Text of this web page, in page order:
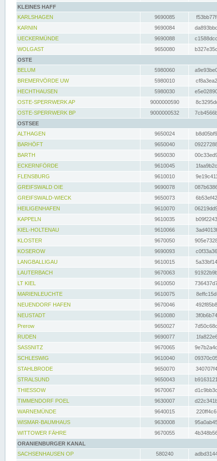
KLEINES HAFF
KARLSHAGEN
9690085
KARNIN
9690084
UECKERMÜNDE
9690088
WOLGAST
9650080
OSTE
BELUM
5980060
BREMERVÖRDE UW
5980010
HECHTHAUSEN
5980030
OSTE-SPERRWERK AP
9000000590
OSTE-SPERRWERK BP
9000000532
OSTSEE
ALTHAGEN
9650024
BARHÖFT
9650040
BARTH
9650030
ECKERNFÖRDE
9610045
FLENSBURG
9610010
GREIFSWALD OIE
9690078
GREIFSWALD-WIECK
9650073
HEILIGENHAFEN
9610070
KAPPELN
9610035
KIEL-HOLTENAU
9610066
KLOSTER
9670050
KOSEROW
9690093
LANGBALLIGAU
9610015
LAUTERBACH
9670063
LT KIEL
9610050
MARIENLEUCHTE
9610075
NEUENDORF HAFEN
9670046
NEUSTADT
9610080
Prerow
9650027
RUDEN
9690077
SASSNITZ
9670065
SCHLESWIG
9610040
STAHLBRODE
9650070
STRALSUND
9650043
THIESSOW
9670067
TIMMENDORF POEL
9630007
WARNEMÜNDE
9640015
WISMAR-BAUMHAUS
9630008
WITTOWER FÄHRE
9670055
ORANIENBURGER KANAL
SACHSENHAUSEN OP
580240